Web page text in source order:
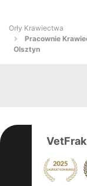
Orły Krawiectwa
Pracownie
Olsztyn
VetFrak